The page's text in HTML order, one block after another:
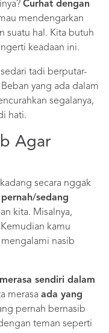
Curhat dengan
mendengarkan
suatu hal. Kita butuh
keadaan ini.
tadi berputar-
yang ada dalam
segalanya,
hati.
Agar
secara nggak
sedang
kita. Misalnya,
kamu
nasib
sendiri dalam
merasa ada yang
pernah bernasib
teman seperti